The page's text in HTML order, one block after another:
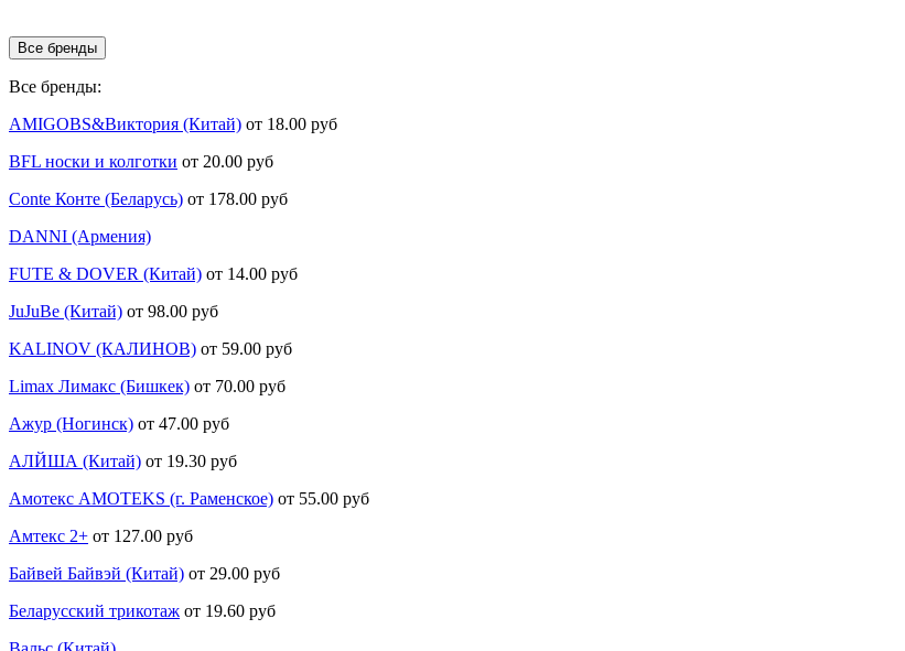
Все бренды
Все бренды:
AMIGOBS&Виктория (Китай) от 18.00 руб
BFL носки и колготки от 20.00 руб
Conte Конте (Беларусь) от 178.00 руб
DANNI (Армения)
FUTE & DOVER (Китай) от 14.00 руб
JuJuBe (Китай) от 98.00 руб
KALINOV (КАЛИНОВ) от 59.00 руб
Limax Лимакс (Бишкек) от 70.00 руб
Ажур (Ногинск) от 47.00 руб
АЛЙША (Китай) от 19.30 руб
Амотекс AMOTEKS (г. Раменское) от 55.00 руб
Амтекс 2+ от 127.00 руб
Байвей Байвэй (Китай) от 29.00 руб
Беларусский трикотаж от 19.60 руб